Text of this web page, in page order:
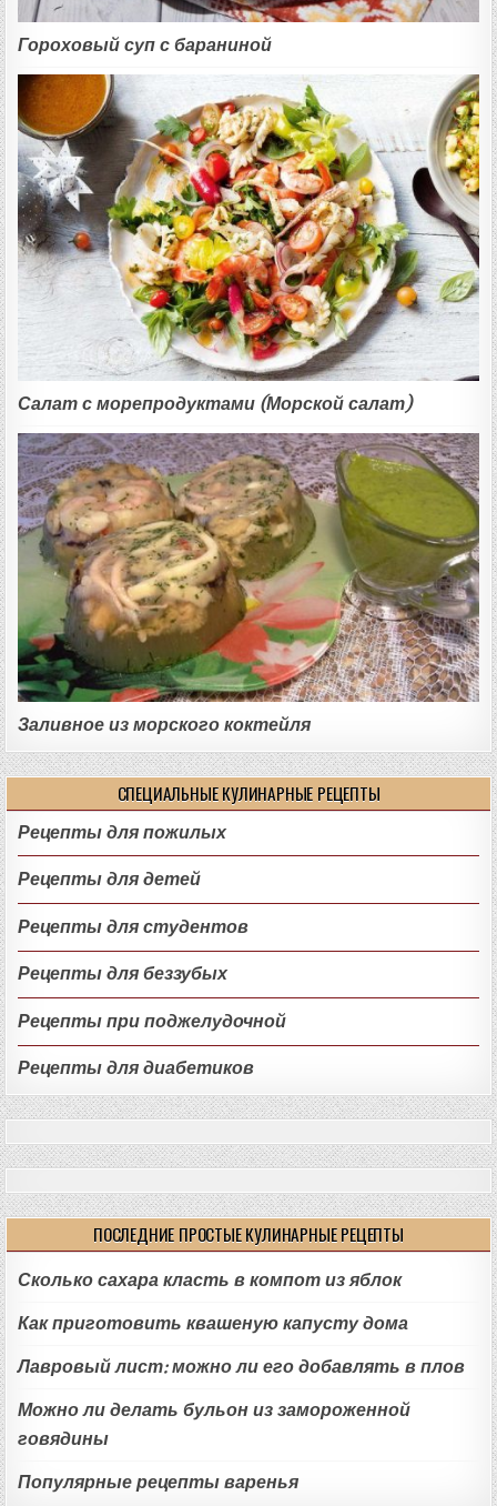
Гороховый суп с бараниной
Салат с морепродуктами (Морской салат)
Заливное из морского коктейля
СПЕЦИАЛЬНЫЕ КУЛИНАРНЫЕ РЕЦЕПТЫ
Рецепты для пожилых
Рецепты для детей
Рецепты для студентов
Рецепты для беззубых
Рецепты при поджелудочной
Рецепты для диабетиков
ПОСЛЕДНИЕ ПРОСТЫЕ КУЛИНАРНЫЕ РЕЦЕПТЫ
Сколько сахара класть в компот из яблок
Как приготовить квашеную капусту дома
Лавровый лист: можно ли его добавлять в плов
Можно ли делать бульон из замороженной
говядины
Популярные рецепты варенья